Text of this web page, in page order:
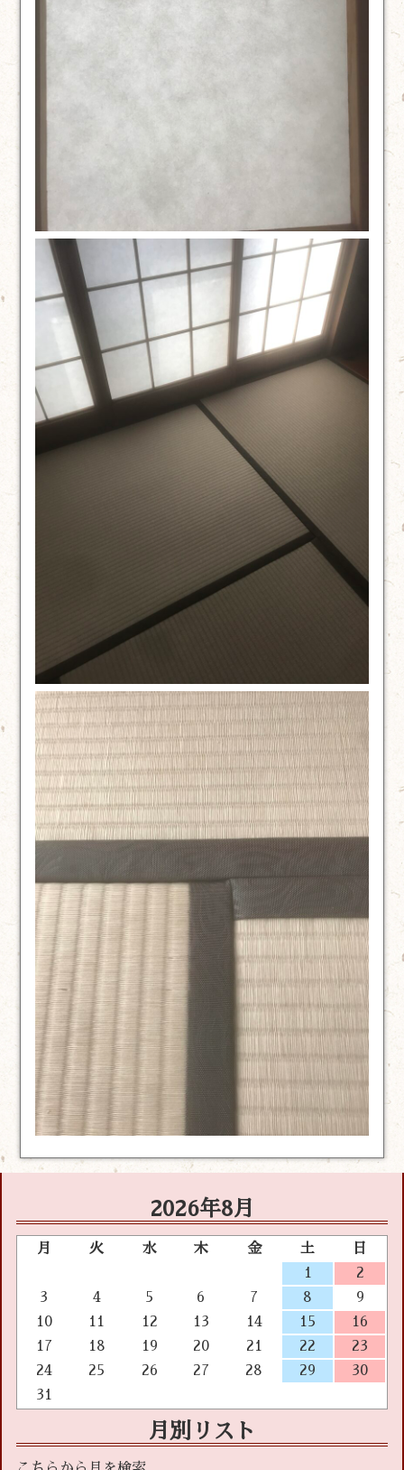
2026年8月
月 火 水 木 金 土
日
1
2
3
4 5 6 7 8
9
10
11 12 13 14 15
16
17
18 19 20 21 22
23
24
25 26 27 28 29
30
31
月別リスト